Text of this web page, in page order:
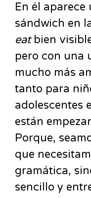
En él
sándwich en
eatbien
pero con una
mucho más
tanto para
adolescentes
están
Porque,
que
gramática,
sencillo y